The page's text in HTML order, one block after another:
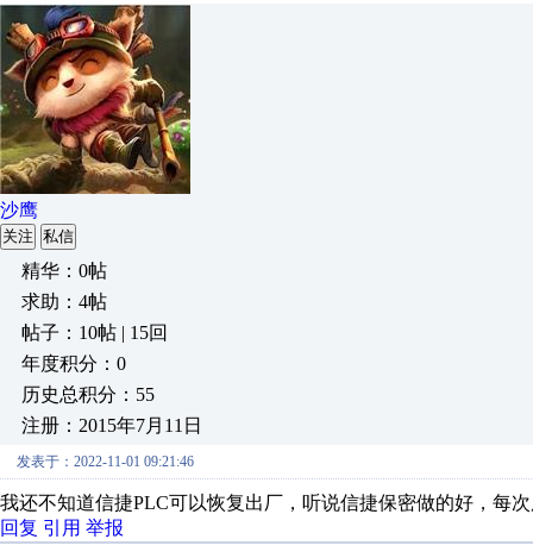
沙鹰
关注 私信
精华：0帖
求助：4帖
帖子：10帖 | 15回
年度积分：0
历史总积分：55
注册：2015年7月11日
发表于：2022-11-01 09:21:46
我还不知道信捷PLC可以恢复出厂，听说信捷保密做的好，每
回复 引用 举报